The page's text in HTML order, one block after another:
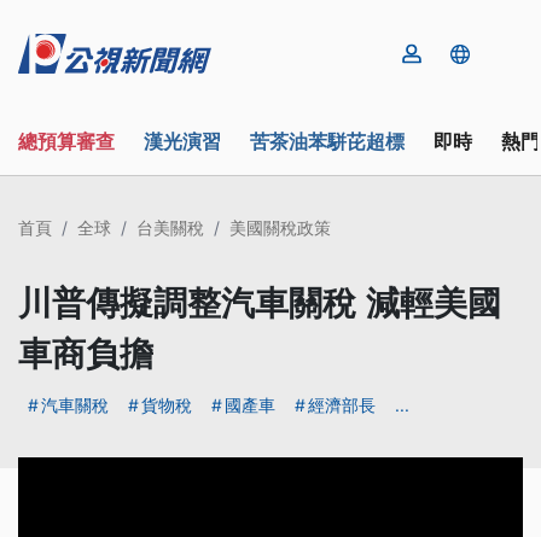
總預算審查 漢光演習 苦茶油苯駢芘超標 即時 熱
首頁 全球 台美關稅 美國關稅政策
川普傳擬調整汽車關稅 減輕美國
車商負擔
汽車關稅 貨物稅 國產車 經濟部長 ...